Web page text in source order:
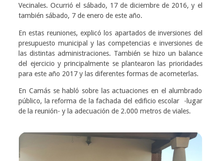
Vecinales. Ocurrió el sábado, 17 de diciembre de 2016, y el
también sábado, 7 de enero de este año.
En estas reuniones, explicó los apartados de inversiones del
presupuesto municipal y las competencias e inversiones de
las distintas administraciones. También se hizo un balance
del ejercicio y principalmente se plantearon las prioridades
para este año 2017 y las diferentes formas de acometerlas.
En Camás se habló sobre las actuaciones en el alumbrado
público, la reforma de la fachada del edificio escolar -lugar
de la reunión- y la adecuación de 2.000 metros de viales.